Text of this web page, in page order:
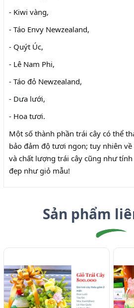
- Kiwi vàng,
- Táo Envy Newzealand,
- Quýt Úc,
- Lê Nam Phi,
- Táo đỏ Newzealand,
- Dưa lưới,
- Hoa tươi.
Một số thành phần trái cây có thể
bảo đảm độ tươi ngon; tuy nhiên
và chất lượng trái cây cũng như
đẹp như giỏ mẫu!
Sản phẩm